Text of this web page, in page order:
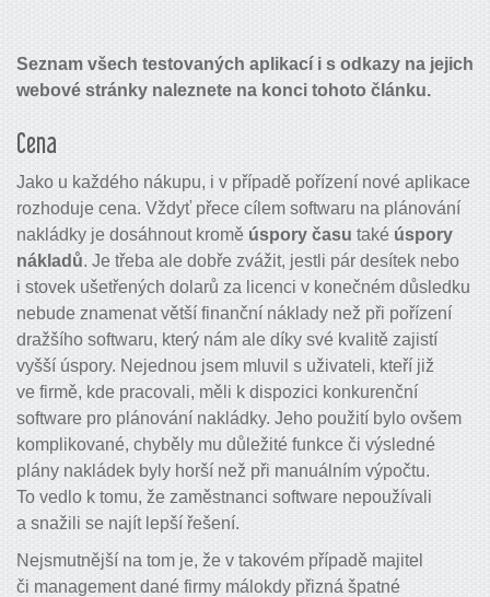
Seznam všech testovaných aplikací i s odkazy na jejich
webové stránky naleznete na konci tohoto článku.
Cena
Jako u každého nákupu, i v případě pořízení nové aplikace
rozhoduje cena. Vždyť přece cílem softwaru na plánování
nakládky je dosáhnout kromě úspory času také úspory
nákladů. Je třeba ale dobře zvážit, jestli pár desítek nebo
i stovek ušetřených dolarů za licenci v konečném důsledku
nebude znamenat větší finanční náklady než při pořízení
dražšího softwaru, který nám ale díky své kvalitě zajistí
vyšší úspory. Nejednou jsem mluvil s uživateli, kteří již
ve firmě, kde pracovali, měli k dispozici konkurenční
software pro plánování nakládky. Jeho použití bylo ovšem
komplikované, chyběly mu důležité funkce či výsledné
plány nakládek byly horší než při manuálním výpočtu.
To vedlo k tomu, že zaměstnanci software nepoužívali
a snažili se najít lepší řešení.
Nejsmutnější na tom je, že v takovém případě majitel
či management dané firmy málokdy přizná špatné